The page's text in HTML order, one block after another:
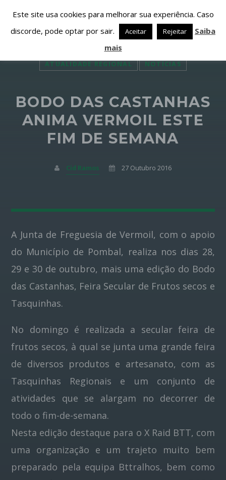
PESQUISAR NESTE WEBSITE:
PARTILHAR ESTA PÁGINA EM:
Pinterest
ATUALIDADE REGIONAL NOTÍCIAS
BODO DAS CASTANHAS
ANIMA VERMOIL ESTE
FIM DE SEMANA
Cid Ramos 27 Outubro 2016
A Junta de Freguesia de Vermoil, com o apoio
do Município de Pombal, realiza nos dias 28,
29 e 30 de outubro, mais uma edição do Bodo
das Castanhas, Feira Secular de Frutos secos e
Tasquinhas.
No domingo é realizada a secular feira de
frutos secos, à qual se junta uma grande feira
de diversos produtos e artesanato, com as
Tasquinhas Regionais e um conjunto de
atividades que se alargam no decorrer de
todo o fim-de-semana.
Nesta edição destaque para o X Raid BTT, com
uma organização e um trajeto muito bem
preparado pela equipa Bttralhos, bem como
Este site usa cookies para melhorar sua experiência. Caso
discorde, pode optar por sair.
Aceitar Rejeitar
Saiba
mais